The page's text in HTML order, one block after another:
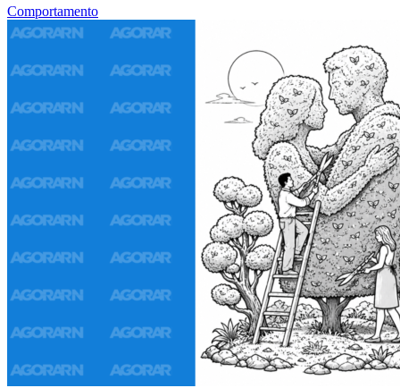
Comportamento